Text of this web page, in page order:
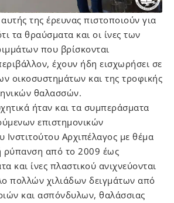
της έρευνας πιστοποιούν για
τα θραύσματα και οι ίνες των
που βρίσκονται
έχουν ήδη εισχωρήσει σε
οικοσυστημάτων και της τροφικής
θαλασσών.
ήταν και τα συμπεράσματα
επιστημονικών
Ινστιτούτου Αρχιπέλαγος με θέμα
ρύπανση από το 2009 έως
και ίνες πλαστικού ανιχνεύονται
πολλών χιλιάδων δειγμάτων από
και ασπόνδυλων, θαλάσσιας